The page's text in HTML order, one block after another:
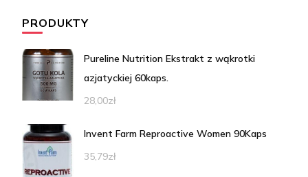
PRODUKTY
Pureline Nutrition Ekstrakt z wąkrotki
azjatyckiej 60kaps.
28,00zł
Invent Farm Reproactive Women 90Kaps
35,79zł